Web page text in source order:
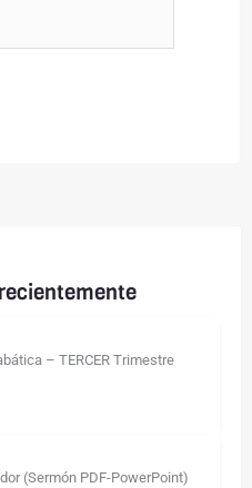
– TERCER Trimestre
(Sermón PDF-PowerPoint)